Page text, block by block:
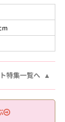
特集一覧へ